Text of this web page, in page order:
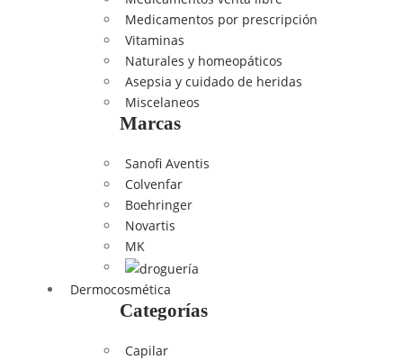
Medicamentos por prescripción
Vitaminas
Naturales y homeopáticos
Asepsia y cuidado de heridas
Miscelaneos
Marcas
Sanofi Aventis
Colvenfar
Boehringer
Novartis
MK
Dermocosmética
Categorías
Capilar